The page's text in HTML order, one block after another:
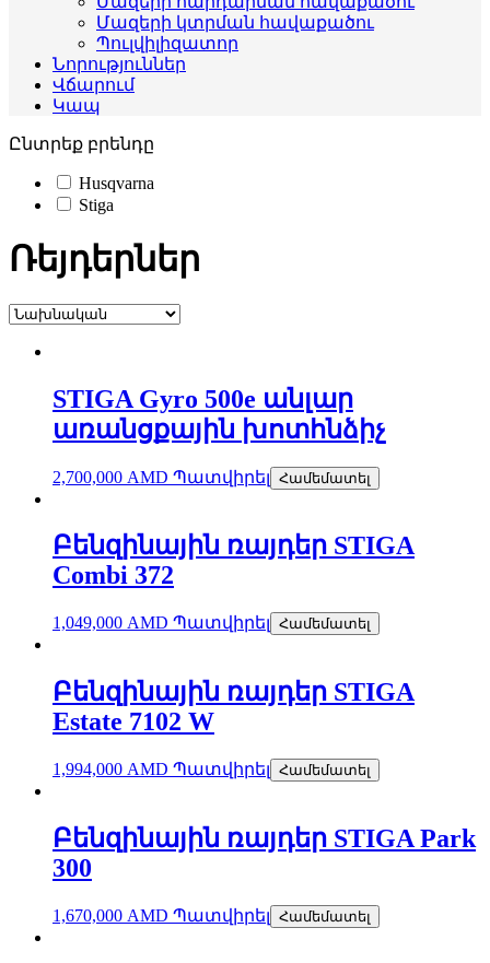
Մազերի կտրման հավաքածու
Պուլվիլիզատոր
Նորություններ
Վճարում
Կապ
Ընտրեք բրենդը
Husqvarna
Stiga
Ռեյդերներ
STIGA Gyro 500e անլար
առանցքային խոտհնձիչ
2,700,000 AMD Պատվիրել Համեմատել
Բենզինային ռայդեր STIGA
Combi 372
1,049,000 AMD Պատվիրել Համեմատել
Բենզինային ռայդեր STIGA
Estate 7102 W
1,994,000 AMD Պատվիրել Համեմատել
Բենզինային ռայդեր STIGA Park
300
1,670,000 AMD Պատվիրել Համեմատել